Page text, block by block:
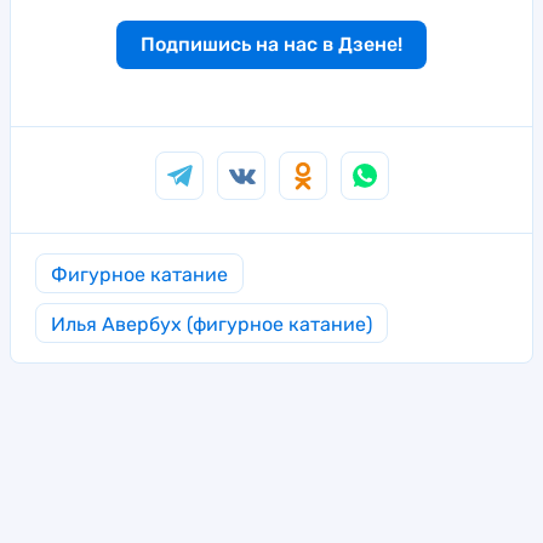
Подпишись на нас в Дзене!
Фигурное катание
Илья Авербух (фигурное катание)